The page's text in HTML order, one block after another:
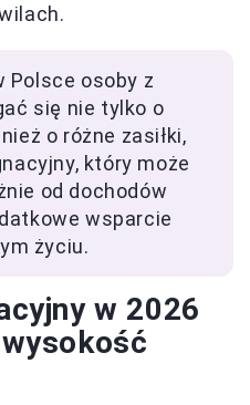
Polsce osoby z
się nie tylko o
o różne zasiłki,
który może
od dochodów
wsparcie
życiu.
w 2026